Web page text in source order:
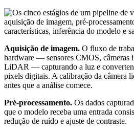
Aquisição de imagem. O fluxo de
hardware — sensores CMOS, câmeras
LiDAR — capturando a luz e
pixels digitais. A calibração da câmera
antes que a análise comece.
Pré-processamento. Os dados
que o modelo receba uma entrada
redução de ruído e ajuste de contraste.